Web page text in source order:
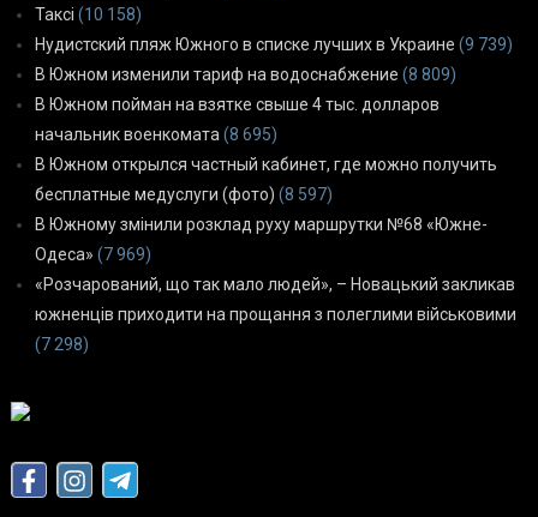
Таксі (10 158)
Нудистский пляж Южного в списке лучших в Украине (9 739)
В Южном изменили тариф на водоснабжение (8 809)
В Южном пойман на взятке свыше 4 тыс. долларов
начальник военкомата (8 695)
В Южном открылся частный кабинет, где можно получить
бесплатные медуслуги (фото) (8 597)
В Южному змінили розклад руху маршрутки №68 «Южне-
Одеса» (7 969)
«Розчарований, що так мало людей», – Новацький закликав
южненців приходити на прощання з полеглими військовими
(7 298)